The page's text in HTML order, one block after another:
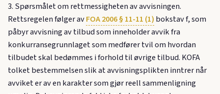
3. Spørsmålet om rettmessigheten av avvisningen.
Rettsregelen følger avFOA 2006 § 11-11 (1) bokstav f, som
påbyr avvisning av tilbud som inneholder avvik fra
konkurransegrunnlaget som medfører tvil om hvordan
tilbudet skal bedømmes i forhold til øvrige tilbud. KOFA
tolket bestemmelsen slik at avvisningsplikten inntrer når
avviket er av en karakter som gjør reell sammenligning